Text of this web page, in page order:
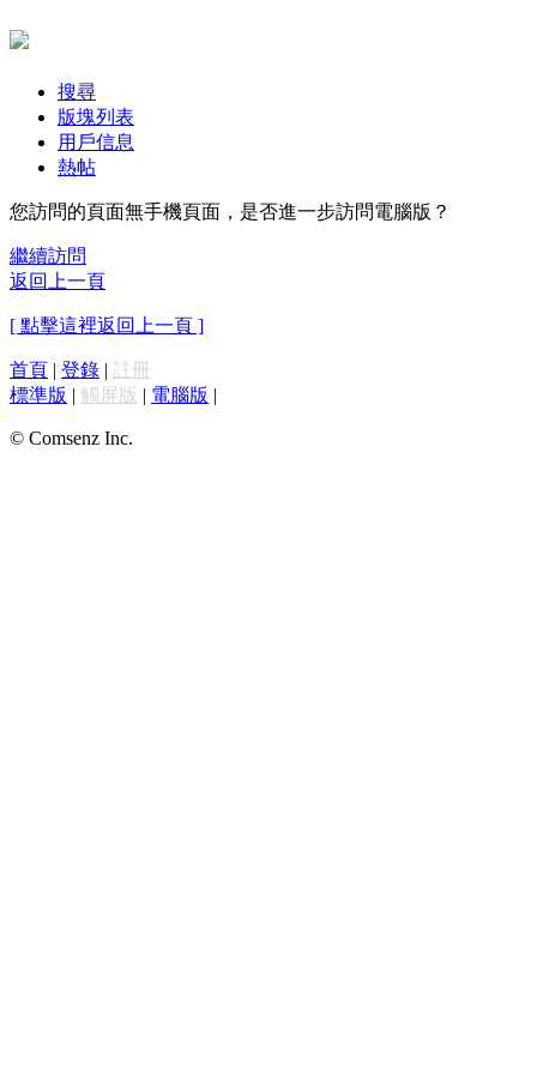
搜尋
版塊列表
用戶信息
熱帖
您訪問的頁面無手機頁面，是否進一步訪問電腦版？
繼續訪問
返回上一頁
[ 點擊這裡返回上一頁 ]
首頁 | 登錄 | 註冊
標準版 | 觸屏版 | 電腦版 |
© Comsenz Inc.